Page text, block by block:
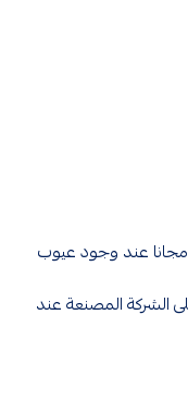
مجانا عند وجود عيوب
الشركة المصنعة عند